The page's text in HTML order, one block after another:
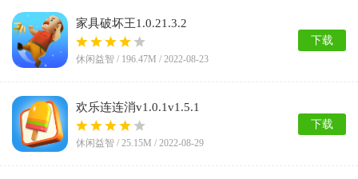
家具破坏王1.0.21.3.2
休闲益智 / 196.47M / 2022-08-23
下载
欢乐连连消v1.0.1v1.5.1
休闲益智 / 25.15M / 2022-08-29
下载